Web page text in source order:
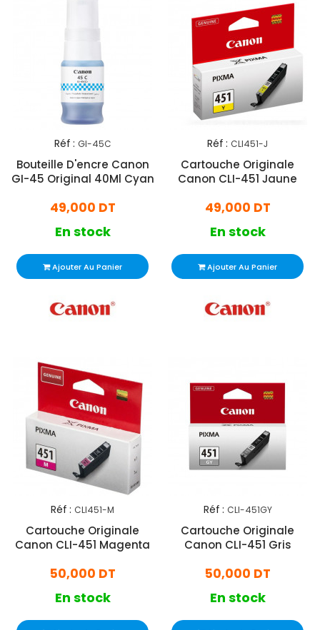
Réf : GI-45C
Bouteille D'encre Canon
GI-45 Original 40Ml Cyan
49,000 DT
En stock
Ajouter Au Panier
Réf : CLI451-J
Cartouche Originale
Canon CLI-451 Jaune
49,000 DT
En stock
Ajouter Au Panier
Réf : CLI451-M
Cartouche Originale
Canon CLI-451 Magenta
50,000 DT
En stock
Réf : CLI-451GY
Cartouche Originale
Canon CLI-451 Gris
50,000 DT
En stock